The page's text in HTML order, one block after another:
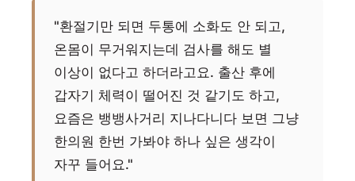
"환절기만 되면 두통에 소화도 안 되고,
온몸이 무거워지는데 검사를 해도 별
이상이 없다고 하더라고요. 출산 후에
갑자기 체력이 떨어진 것 같기도 하고,
요즘은 뱅뱅사거리 지나다니다 보면 그냥
한의원 한번 가봐야 하나 싶은 생각이
자꾸 들어요."